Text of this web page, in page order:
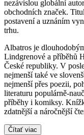
nezávislou globální
obchodních značek.
postavení a uznáním
trhu.
Albatros je
Lindgrenové a příběhů
České republiky. V
nejmenší také ve
nejmenší přes poezii,
literaturu populárně-
příběhy i komiksy.
zdatnější a náročnější
Čítať viac